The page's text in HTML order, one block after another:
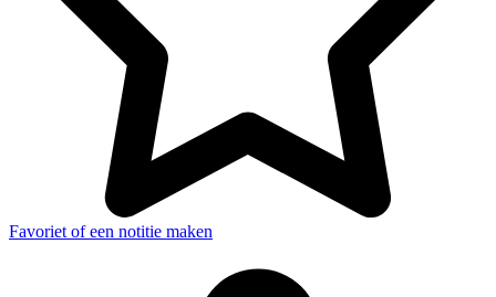
Favoriet of een notitie maken